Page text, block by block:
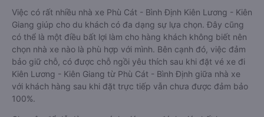
Việc có rất nhiều nhà xe Phù Cát - Bình Định Kiên Lương - Kiên
Giang giúp cho du khách có đa dạng sự lựa chọn. Đây cũng
có thể là một điều bất lợi làm cho hàng khách không biết nên
chọn nhà xe nào là phù hợp với mình. Bên cạnh đó, việc đảm
bảo giữ chỗ, có được chỗ ngồi yêu thích sau khi đặt vé xe đi
Kiên Lương - Kiên Giang từ Phù Cát - Bình Định giữa nhà xe
với khách hàng sau khi đặt trực tiếp vẫn chưa được đảm bảo
100%.